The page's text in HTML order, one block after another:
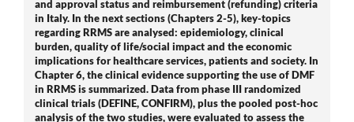
and approval status and reimbursement (refunding) criteria
in Italy. In the next sections (Chapters 2-5), key-topics
regarding RRMS are analysed: epidemiology, clinical
burden, quality of life/social impact and the economic
implications for healthcare services, patients and society. In
Chapter 6, the clinical evidence supporting the use of DMF
in RRMS is summarized. Data from phase III randomized
clinical trials (DEFINE, CONFIRM), plus the pooled post-hoc
analysis of the two studies, were evaluated to assess the